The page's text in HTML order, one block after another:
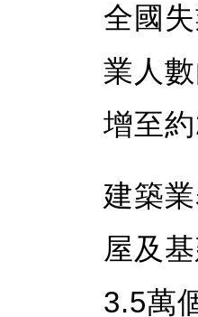
全國
業人
增至約
建築
屋及
3.5萬